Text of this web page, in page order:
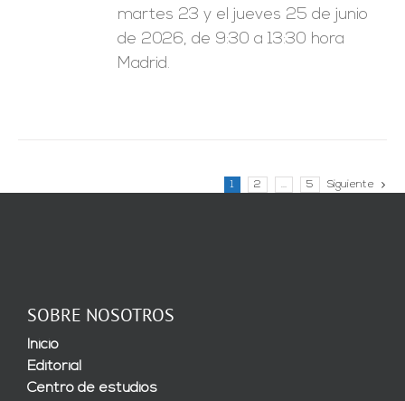
martes 23 y el jueves 25 de junio
de 2026, de 9:30 a 13:30 hora
Madrid.
1 2 … 5 Siguiente
SOBRE NOSOTROS
Inicio
Editorial
Centro de estudios